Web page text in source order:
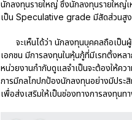
นักลงทุนรายใหญ่ ซึ่งนักลงทุนรายใหญ่
เป็น Speculative grade มีสัดส่วนสู
จะเห็นได้ว่า นักลงทุนบุคคลถือเป็
เอกชน มีการลงทุนในหุ้นกู้ที่มีเรทติ้งห
หน่วยงานกำกับดูแลจำเป็นจะต้องให้คว
การมีกลไกปกป้องนักลงทุนอย่างมีประ
เพื่อส่งเสริมให้เป็นช่องทางการลงทุนท